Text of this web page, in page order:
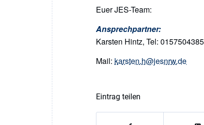
Euer JES-Team:
Ansprechpartner:
Karsten Hintz, Tel:
Mail: karsten.h@jesnrw.de
Eintrag teilen